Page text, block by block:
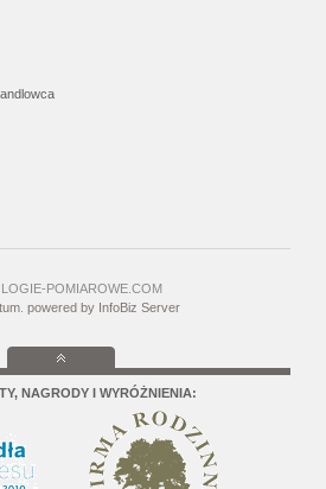
POMIAROWE.COM
powered by InfoBiz Server
NAGRODY I WYRÓŻNIENIA: